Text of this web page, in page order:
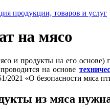
продукции, товаров и услуг
на мясо
и продукты на его основе)
на основе
«О безопасности мяса
из мяса